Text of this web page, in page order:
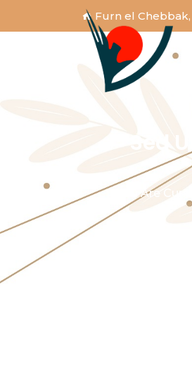
Furn el
Sed
You Are